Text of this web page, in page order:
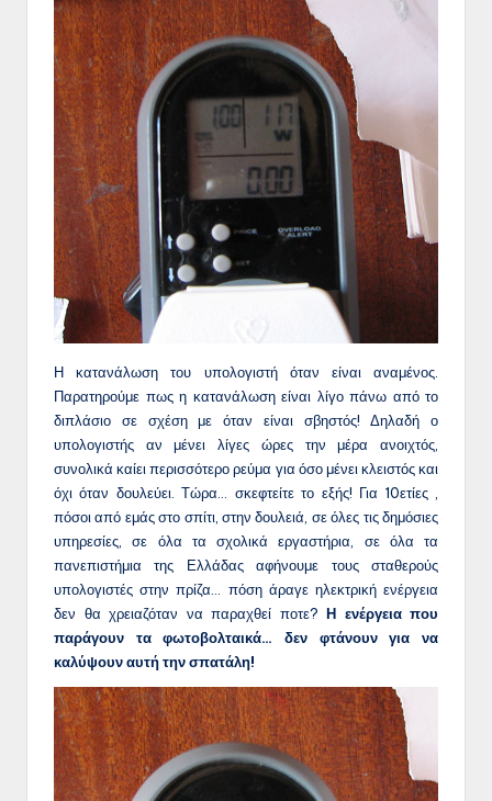
Η κατανάλωση του υπολογιστή όταν είναι αναμένος.
Παρατηρούμε πως η κατανάλωση είναι λίγο πάνω από το
διπλάσιο σε σχέση με όταν είναι σβηστός! Δηλαδή ο
υπολογιστής αν μένει λίγες ώρες την μέρα ανοιχτός,
συνολικά καίει περισσότερο ρεύμα για όσο μένει κλειστός και
όχι όταν δουλεύει. Τώρα… σκεφτείτε το εξής! Για 10ετίες ,
πόσοι από εμάς στο σπίτι, στην δουλειά, σε όλες τις δημόσιες
υπηρεσίες, σε όλα τα σχολικά εργαστήρια, σε όλα τα
πανεπιστήμια της Ελλάδας αφήνουμε τους σταθερούς
υπολογιστές στην πρίζα… πόση άραγε ηλεκτρική ενέργεια
δεν θα χρειαζόταν να παραχθεί ποτε? Η ενέργεια που
παράγουν τα φωτοβολταικά… δεν φτάνουν για να
καλύψουν αυτή την σπατάλη!